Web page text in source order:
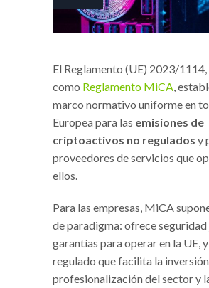
El Reglamento (UE) 2023/
como Reglamento MiCA,
marco normativo uniforme en
Europea para las emisiones de
criptoactivos no regulados y
proveedores de servicios que
ellos.
Para las empresas, MiCA
de paradigma: ofrece
garantías para operar en la UE,
regulado que facilita la
profesionalización del sector y